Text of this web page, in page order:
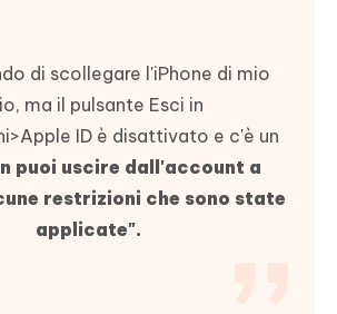
di scollegare l'iPhone di mio
ma il pulsante Esci in
ID è disattivato e c'è un
puoi uscire dall'account a
restrizioni che sono state
applicate".